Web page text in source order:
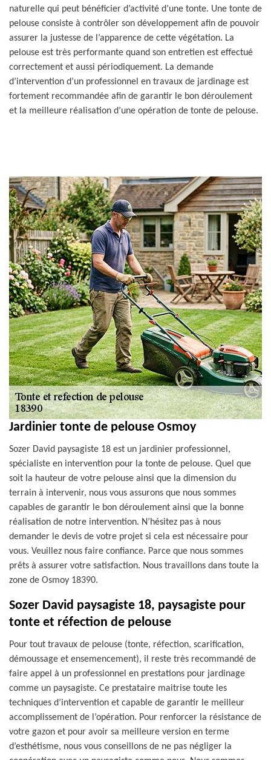
naturelle qui peut bénéficier d’activité d’une tonte. Une tonte de
pelouse consiste à contrôler son développement afin de pouvoir
assurer la justesse de l’apparence de cette végétation. La
pelouse est très performante quand son entretien est effectué
correctement et aussi périodiquement. La demande
d’intervention d’un professionnel en travaux de jardinage est
fortement recommandée afin de garantir le bon déroulement
et la meilleure réalisation d’une opération de tonte de pelouse.
Jardinier tonte de pelouse Osmoy
Sozer David paysagiste 18 est un jardinier professionnel,
spécialiste en intervention pour la tonte de pelouse. Quel que
soit la hauteur de votre pelouse ainsi que la dimension du
terrain à intervenir, nous vous assurons que nous sommes
capables de garantir le bon déroulement ainsi que la bonne
réalisation de notre intervention. N’hésitez pas à nous
demander le devis de votre projet si cela est nécessaire pour
vous. Veuillez nous faire confiance. Parce que nous sommes
prêts à assurer votre satisfaction. Nous travaillons dans toute la
zone de Osmoy 18390.
Sozer David paysagiste 18, paysagiste pour
tonte et réfection de pelouse
Pour tout travaux de pelouse (tonte, réfection, scarification,
démoussage et ensemencement), il reste très recommandé de
faire appel à un professionnel en prestations pour jardinage
comme un paysagiste. Ce prestataire maitrise toute les
techniques d’intervention et capable de garantir le meilleur
accomplissement de l’opération. Pour renforcer la résistance de
votre gazon et pour avoir sa meilleure version en terme
d’esthétisme, nous vous conseillons de ne pas négliger la